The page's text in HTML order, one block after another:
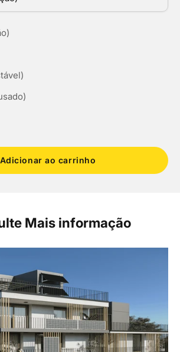
a quantidade
Adicionar ao carrinho
Mais informação